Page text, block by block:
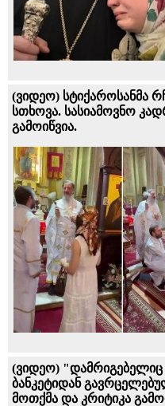
(ვიდეო) სტიქაროსანმა
სთხოვა. სასიამოვნო
გამოიწვია.
(ვიდეო)
ბანკეტიდან
მოთქმა და კრიტიკა